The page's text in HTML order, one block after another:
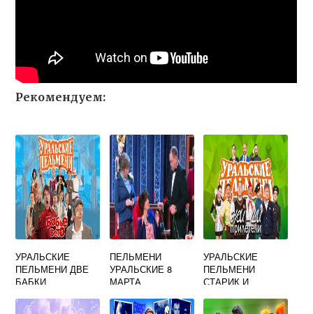
Рекомендуем:
УРАЛЬСКИЕ
ПЕЛЬМЕНИ ДВЕ
БАБКИ
ПЕЛЬМЕНИ
УРАЛЬСКИЕ 8
МАРТА
УРАЛЬСКИЕ
ПЕЛЬМЕНИ
СТАРИК И